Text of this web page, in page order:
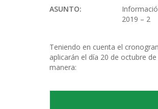
ASUNTO:
2019 – 2
Teniendo en cuenta el
aplicarán el día 20 de octubre
manera: